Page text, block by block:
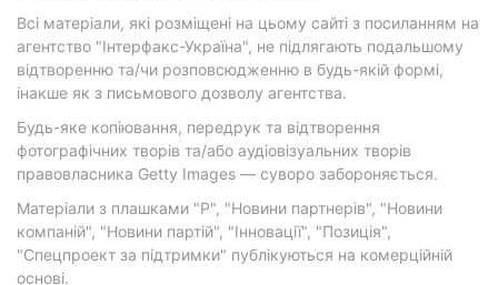
Всі матеріали, які розміщені на цьому сайті з посиланням на
агентство "Інтерфакс-Україна", не підлягають подальшому
відтворенню та/чи розповсюдженню в будь-якій формі,
інакше як з письмового дозволу агентства.
Будь-яке копіювання, передрук та відтворення
фотографічних творів та/або аудіовізуальних творів
правовласника Getty Images — суворо забороняється.
Матеріали з плашками "Р", "Новини партнерів", "Новини
компаній", "Новини партій", "Інновації", "Позиція",
"Спецпроект за підтримки" публікуються на комерційній
основі.